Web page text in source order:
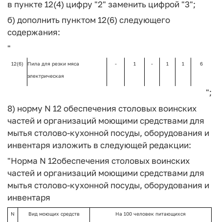
в пункте 12(4) цифру "2" заменить цифрой "3";
б) дополнить пунктом 12(6) следующего
содержания:
"
12(6) Пила для резки мяса
электрическая
- 1 - 1 1 6
";
8) норму N 12 обеспечения столовых воинских
частей и организаций моющими средствами для
мытья столово-кухонной посуды, оборудования и
инвентаря изложить в следующей редакции:
"Норма N 12обеспечения столовых воинских
частей и организаций моющими средствами для
мытья столово-кухонной посуды, оборудования и
инвентаря
N Вид моющих средств На 100 человек питающихся